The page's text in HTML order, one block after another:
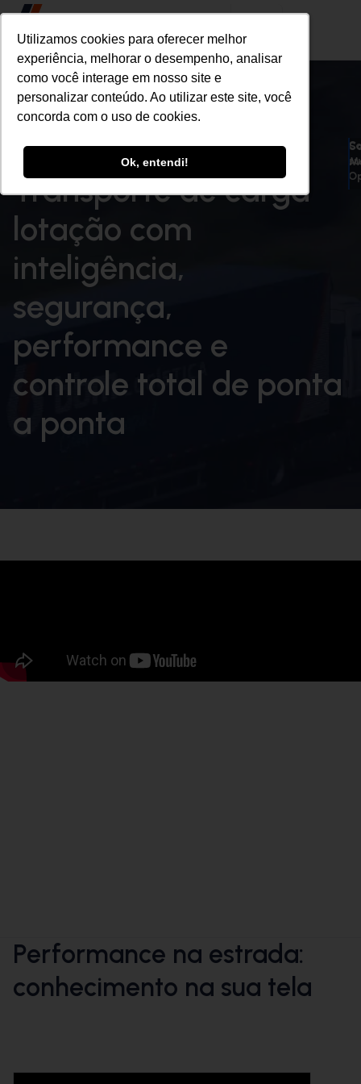
Utilizamos cookies para oferecer melhor
experiência, melhorar o desempenho, analisar
como você interage em nosso site e
personalizar conteúdo. Ao utilizar este site, você
concorda com o uso de cookies.
Ok, entendi!
Utilizamos cookies para oferecer melhor
experiência, melhorar o desempenho, analisar
como você interage em nosso site e
personalizar conteúdo. Ao utilizar este site, você
concorda com o uso de cookies.
Ok, entendi!
Transporte de carga
lotação com
inteligência,
segurança,
performance e
controle total de ponta
a ponta
Performance na estrada:
conhecimento na sua tela